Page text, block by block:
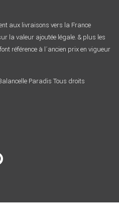
aux livraisons vers la France
la valeur ajoutée légale. & plus les
référence à l´ancien prix en vigueur
Paradis Tous droits